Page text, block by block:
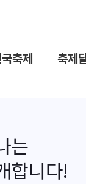
축제 축제
는
합니다!